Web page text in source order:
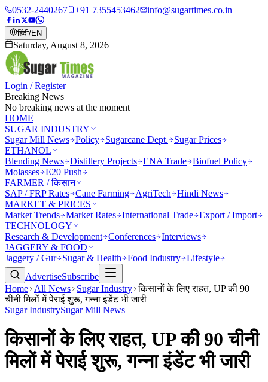
0532-2440267 +91 7355453462 info@sugartimes.co.in
हिंदी/EN
Saturday, August 8, 2026
Login / Register
Breaking News
No breaking news at the moment
HOME
SUGAR INDUSTRY
Sugar Mill News Policy Sugarcane Dept.
Sugar Prices
ETHANOL
Blending News Distillery Projects ENA Trade Biofuel Policy
Molasses E20 Push
FARMER / किसान
SAP / FRP Rates Cane Farming AgriTech
Hindi News
MARKET & PRICES
Market Trends Market Rates International Trade Export / Import
TECHNOLOGY
Research & Development Conferences Interviews
JAGGERY & FOOD
Jaggery / Gur
Sugar & Health Food Industry Lifestyle
AdvertiseSubscribe
Home
All News Sugar Industry किसानों के लिए राहत, UP की 90
चीनी मिलों में पेराई शुरू, गन्ना इंडेंट भी जारी
Sugar IndustrySugar Mill News
किसानों के लिए राहत, UP की 90 चीनी
मिलों में पेराई शुरू, गन्ना इंडेंट भी जारी